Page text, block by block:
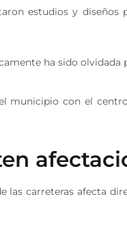
estudios y diseños
ha sido olvidada
municipio con el
las carreteras afecta